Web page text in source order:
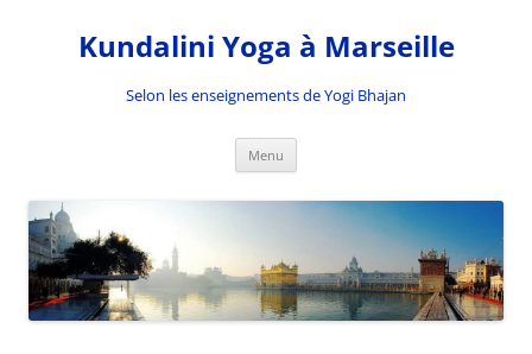
Kundalini Yoga à Marseille
Selon les enseignements de Yogi Bhajan
Menu